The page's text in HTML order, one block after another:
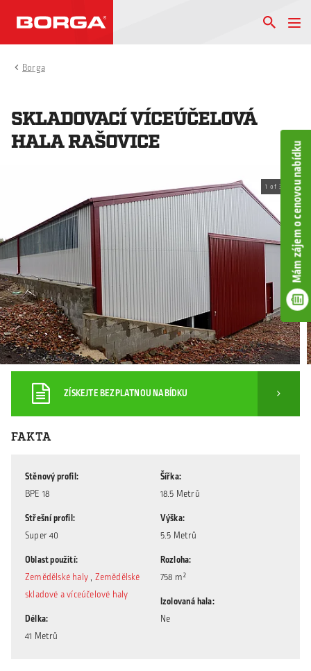
Mám zájem o cenovou nabídku
Borga
SKLADOVACÍ VÍCEÚČELOVÁ
HALA RAŠOVICE
1 of 3
ZÍSKEJTE BEZPLATNOU NABÍDKU
FAKTA
Stěnový profil
BPE 18
Střešní profil
Super 40
Oblast použití
Zemědělské haly , Zemědělské
skladové a víceúčelové haly
Délka
41 Metrů
Šířka
18.5 Metrů
Výška
5.5 Metrů
Rozloha
758 m²
Izolovaná hala
Ne